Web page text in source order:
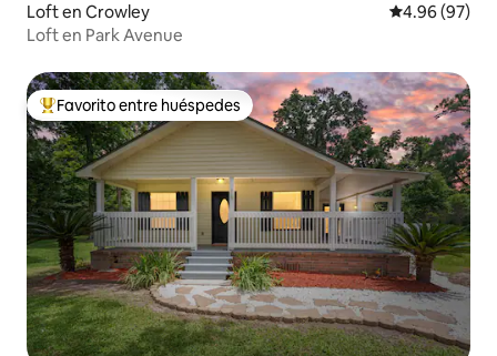
Loft en Crowley Calificación
4.96 (97)
Loft en Park Avenue
Favorito entre huéspedes preferido
Favorito entre huéspedes